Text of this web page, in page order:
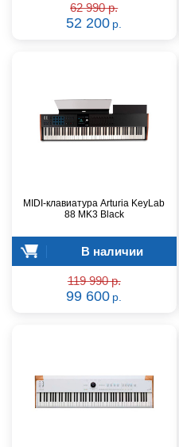
62 990 р.
52 200 р.
MIDI-клавиатура Arturia KeyLab
88 MK3 Black
В наличии
119 990 р.
99 600 р.